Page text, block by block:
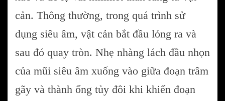
cản. Thông thường, trong quá trình sử
dụng siêu âm, vật cản bắt đầu lỏng ra và
sau đó quay tròn. Nhẹ nhàng lách đầu nhọn
của mũi siêu âm xuống vào giữa đoạn trâm
gãy và thành ống tủy đôi khi khiến đoạn